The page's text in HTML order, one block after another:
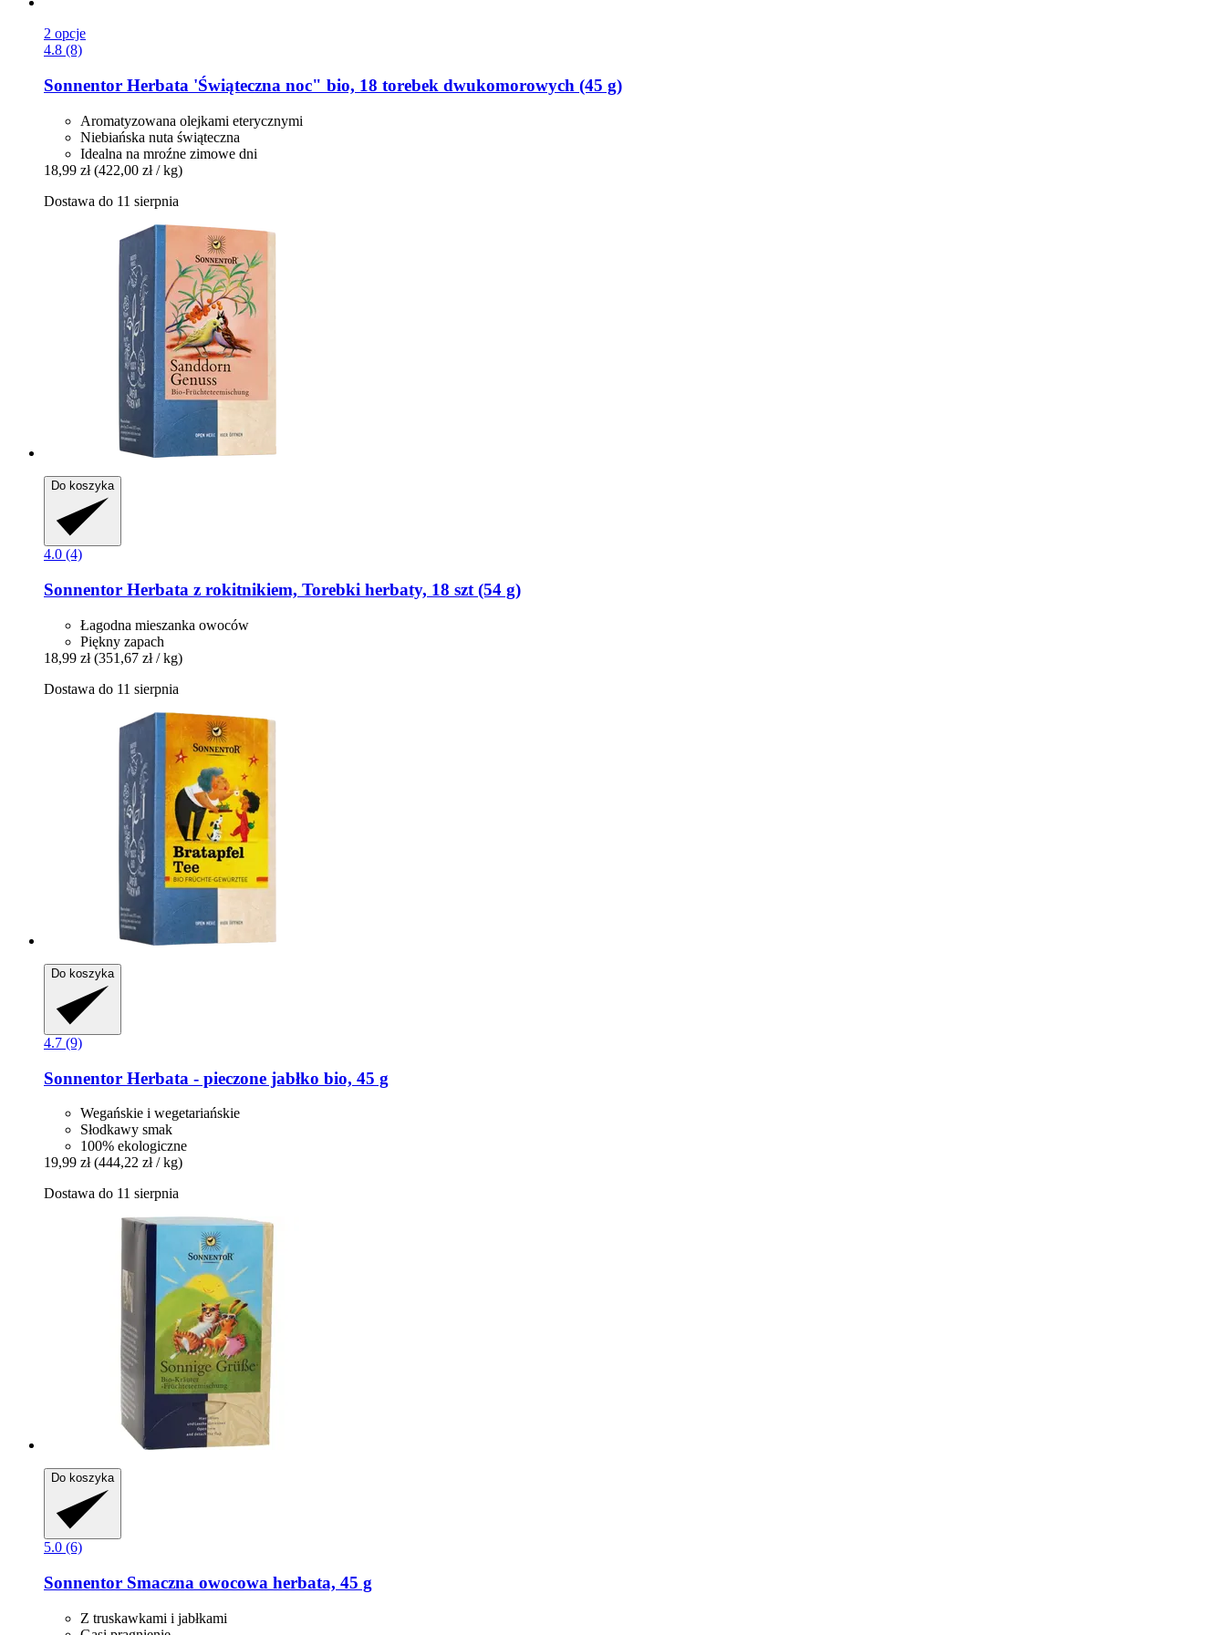
2 opcje
4.8 (8)
Sonnentor Herbata 'Świąteczna noc" bio, 18 torebek dwukomorowych (45 g)
Aromatyzowana olejkami eterycznymi
Niebiańska nuta świąteczna
Idealna na mroźne zimowe dni
18,99 zł (422,00 zł / kg)
Dostawa do 11 sierpnia
Do koszyka
4.0 (4)
Sonnentor Herbata z rokitnikiem, Torebki herbaty, 18 szt (54 g)
Łagodna mieszanka owoców
Piękny zapach
18,99 zł (351,67 zł / kg)
Dostawa do 11 sierpnia
Do koszyka
4.7 (9)
Sonnentor Herbata -​ pieczone jabłko bio, 45 g
Wegańskie i wegetariańskie
Słodkawy smak
100% ekologiczne
19,99 zł (444,22 zł / kg)
Dostawa do 11 sierpnia
Do koszyka
5.0 (6)
Sonnentor Smaczna owocowa herbata, 45 g
Z truskawkami i jabłkami